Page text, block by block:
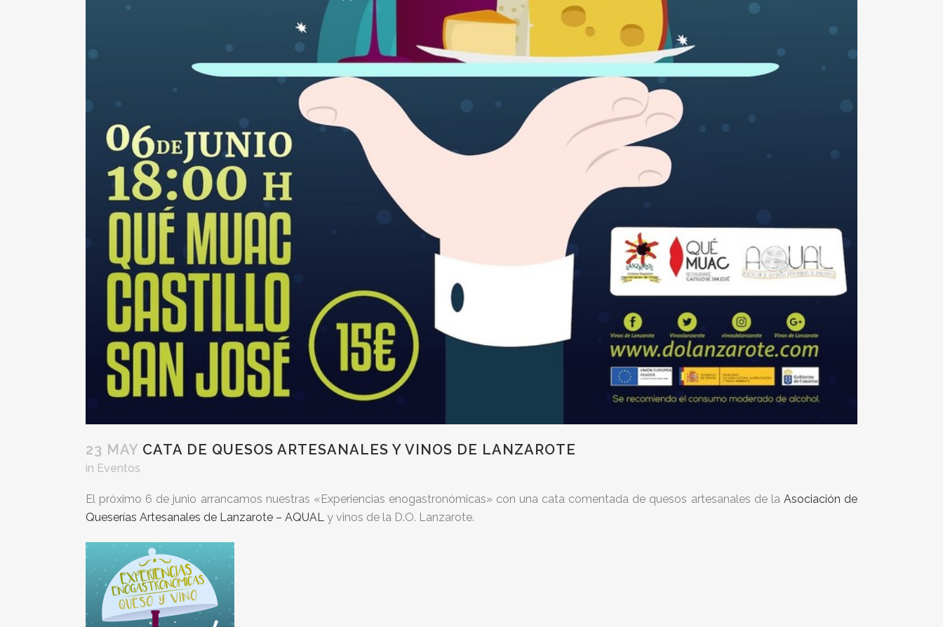
23 MAY CATA DE QUESOS ARTESANALES Y VINOS DE LANZAROTE
in Eventos
El próximo 6 de junio arrancamos nuestras «Experiencias enogastronómicas» con una cata comentada de quesos artesanales de la Asociación de
Queserías Artesanales de Lanzarote – AQUAL y vinos de la D.O. Lanzarote.